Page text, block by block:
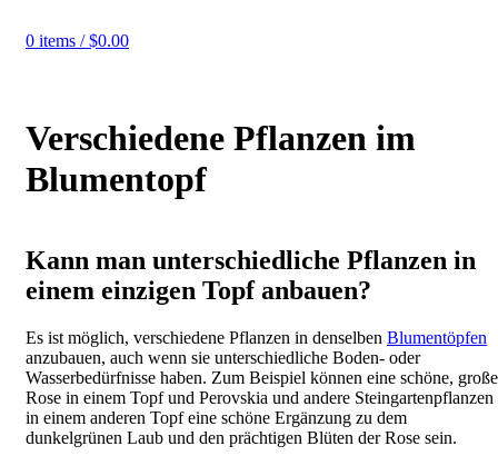
0 items / $0.00
Verschiedene Pflanzen im
Blumentopf
Kann man unterschiedliche Pflanzen in
einem einzigen Topf anbauen?
Es ist möglich, verschiedene Pflanzen in denselben Blumentöpfen
anzubauen, auch wenn sie unterschiedliche Boden- oder
Wasserbedürfnisse haben. Zum Beispiel können eine schöne, große
Rose in einem Topf und Perovskia und andere Steingartenpflanzen
in einem anderen Topf eine schöne Ergänzung zu dem
dunkelgrünen Laub und den prächtigen Blüten der Rose sein.